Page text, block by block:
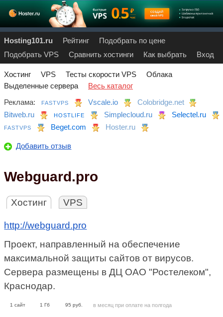
Hosting101.ru Рейтинг
Подобрать по цене
Подобрать VPS
Сравнить хостинги Как выбрать Вход
Хостинг VPS Тесты скорости VPS
Облака
Выделенные сервера
Весь каталог
Реклама:
FASTVPS Vscale.io
Colobridge.net
Bitweb.ru
HOSTLIFE Simplecloud.ru Selectel.ru
FASTVPS Beget.com Hoster.ru
Добавить отзыв
Webguard.pro
Хостинг VPS
http://webguard.pro
Проект, направленный на обеспечение
максимальной защиты сайтов от вирусов.
Сервера размещены в ДЦ ОАО "Ростелеком",
Краснодар.
1 сайт 1 Гб 95 руб. в месяц при оплате на полгода